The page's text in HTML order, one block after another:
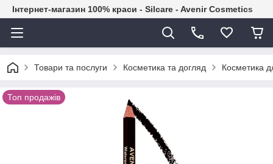
Інтернет-магазин 100% краси - Silcare - Avenir Cosmetics
Товари та послуги Косметика та догляд Косметика
Топ продажів